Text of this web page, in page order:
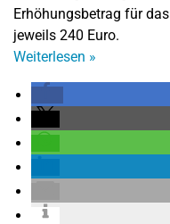
Erhöhungsbetrag für
jeweils 240 Euro.
Weiterlesen »